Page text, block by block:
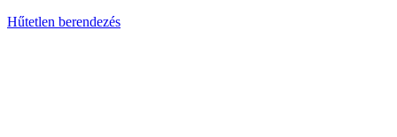
Hűtetlen berendezés